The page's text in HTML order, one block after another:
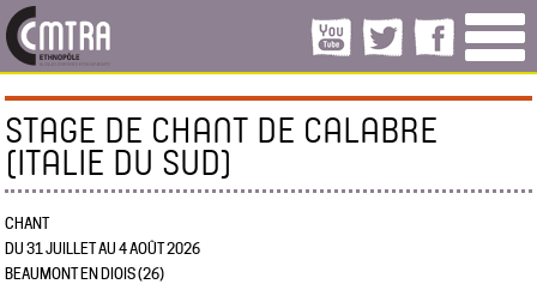
STAGE DE CHANT DE CALABRE
(ITALIE DU SUD)
CHANT
DU 31 JUILLET AU 4 AOÛT 2026
BEAUMONT EN DIOIS (26)